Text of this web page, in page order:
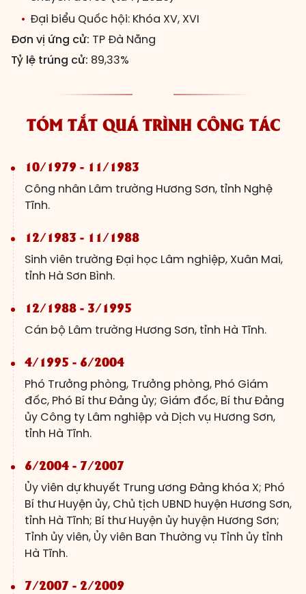
Đại biểu Quốc hội: Khóa XV, XVI
Đơn vị ứng cử: TP Đà Nẵng
Tỷ lệ trúng cử: 89,33%
TÓM TẮT QUÁ TRÌNH CÔNG TÁC
10/1979 - 11/1983
Công nhân Lâm trường Hương Sơn, tỉnh Nghệ
Tĩnh.
12/1983 - 11/1988
Sinh viên trường Đại học Lâm nghiệp, Xuân Mai,
tỉnh Hà Sơn Bình.
12/1988 - 3/1995
Cán bộ Lâm trường Hương Sơn, tỉnh Hà Tĩnh.
4/1995 - 6/2004
Phó Trưởng phòng, Trưởng phòng, Phó Giám
đốc, Phó Bí thư Đảng ủy; Giám đốc, Bí thư Đảng
ủy Công ty Lâm nghiệp và Dịch vụ Hương Sơn,
tỉnh Hà Tĩnh.
6/2004 - 7/2007
Ủy viên dự khuyết Trung ương Đảng khóa X; Phó
Bí thư Huyện ủy, Chủ tịch UBND huyện Hương Sơn,
tỉnh Hà Tĩnh; Bí thư Huyện ủy huyện Hương Sơn;
Tỉnh ủy viên, Ủy viên Ban Thường vụ Tỉnh ủy tỉnh
Hà Tĩnh.
7/2007 - 2/2009